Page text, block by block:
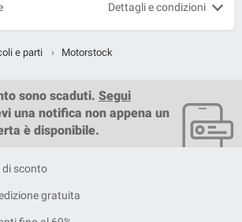
Dettagli e condizioni
e parti › Motorstock
sono scaduti. Segui
una notifica non appena un
è disponibile.
di sconto
gratuita